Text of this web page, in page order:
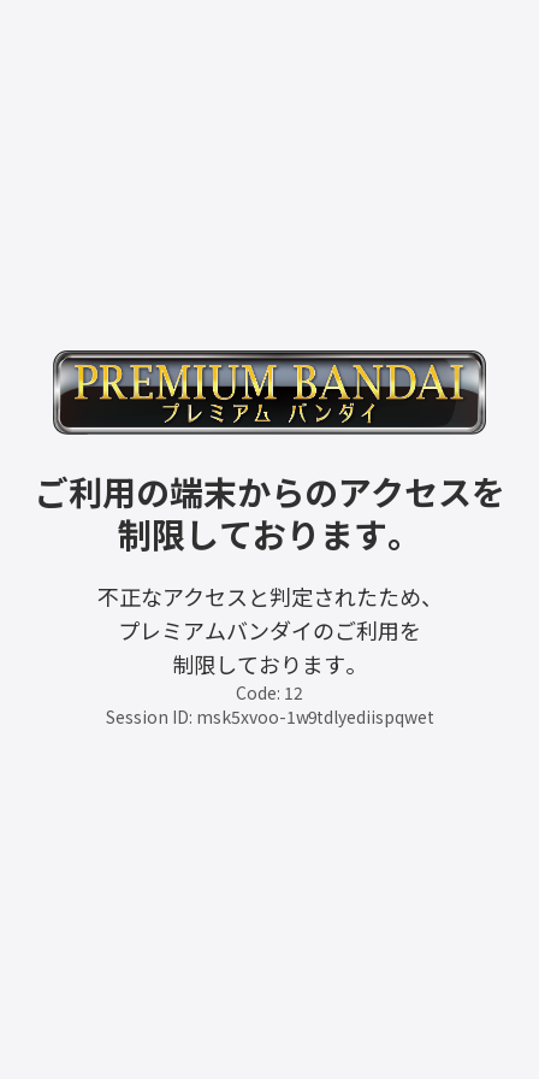
ご利用の端末からのアクセスを
制限しております。
不正なアクセスと判定されたため、
プレミアムバンダイのご利用を
制限しております。
Code: 12
Session ID: msk5xvoo-1w9tdlyediispqwet